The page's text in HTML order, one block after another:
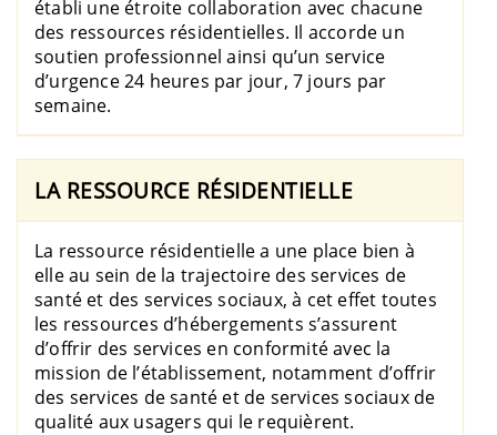
établi une étroite collaboration avec chacune
des ressources résidentielles. Il accorde un
soutien professionnel ainsi qu’un service
d’urgence 24 heures par jour, 7 jours par
semaine.
LA RESSOURCE RÉSIDENTIELLE
La ressource résidentielle a une place bien à
elle au sein de la trajectoire des services de
santé et des services sociaux, à cet effet toutes
les ressources d’hébergements s’assurent
d’offrir des services en conformité avec la
mission de l’établissement, notamment d’offrir
des services de santé et de services sociaux de
qualité aux usagers qui le requièrent.